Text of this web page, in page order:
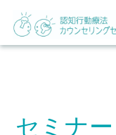
セミナー